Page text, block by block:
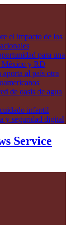
el impacto de los
para una
México y RD
al país otra
de oasis de agua
infantil
y seguridad digital
Service